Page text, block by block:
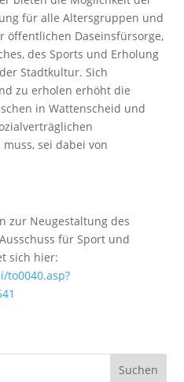
für alle Altersgruppen und
öffentlichen Daseinsfürsorge,
des Sports und Erholung
Stadtkultur. Sich
zu erholen erhöht die
in Wattenscheid und
sei dabei von
zur Neugestaltung des
für Sport und
sich hier:
to0040.asp?